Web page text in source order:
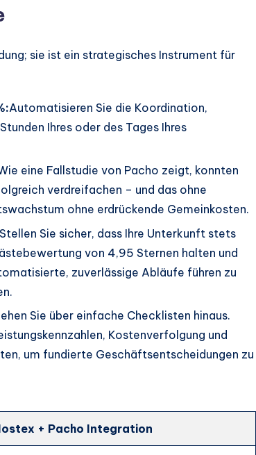
sie ist ein strategisches Instrument für
Automatisieren Sie die Koordination,
Ihres oder des Tages Ihres
eine Fallstudie von Pacho zeigt, konnten
verdreifachen – und das ohne
ohne erdrückende Gemeinkosten.
Stellen Sie sicher, dass Ihre Unterkunft stets
von 4,95 Sternen halten und
zuverlässige Abläufe führen zu
Sie über einfache Checklisten hinaus.
Kostenverfolgung und
um fundierte Geschäftsentscheidungen zu
+ Pacho Integration